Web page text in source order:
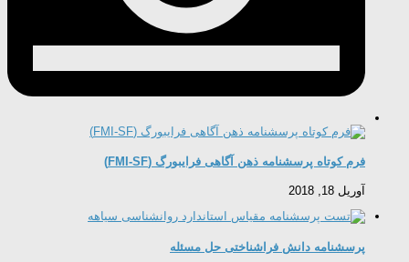
فرم کوتاه پرسشنامه ذهن آگاهی فرایبورگ (FMI-SF)
آوریل 18, 2018
پرسشنامه دانش فراشناختی حل مسئله